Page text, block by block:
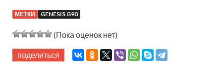
МЕТКИ GENESIS G90
(Пока оценок нет)
поделиться